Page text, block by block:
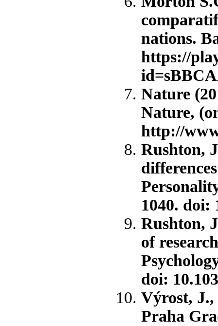
nations.
https://
Nature
Nature,
http://
Rushton,
1040. doi:
Rushton,
of
doi:
Výrost, J.,
Praha